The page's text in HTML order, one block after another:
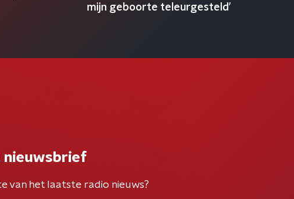
mijn geboorte teleurgesteld’
nieuwsbrief
van het laatste radio nieuws?